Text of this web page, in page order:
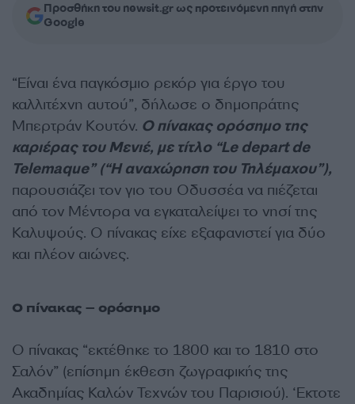
Προσθήκη του newsit.gr ως προτεινόμενη πηγή στην
Google
“Είναι ένα παγκόσμιο ρεκόρ για έργο του
καλλιτέχνη αυτού”, δήλωσε ο δημοπράτης
Μπερτράν Κουτόν. Ο πίνακας ορόσημο της
καριέρας του Μενιέ, με τίτλο “Le depart de
Telemaque” (“Η αναχώρηση του Τηλέμαχου”),
παρουσιάζει τον γιο του Οδυσσέα να πιέζεται
από τον Μέντορα να εγκαταλείψει το νησί της
Καλυψούς. Ο πίνακας είχε εξαφανιστεί για δύο
και πλέον αιώνες.
Ο πίνακας – ορόσημο
Ο πίνακας “εκτέθηκε το 1800 και το 1810 στο
Σαλόν” (επίσημη έκθεση ζωγραφικής της
Ακαδημίας Καλών Τεχνών του Παρισιού). ‘Εκτοτε